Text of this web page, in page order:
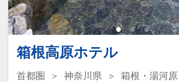
箱根高原ホテル
首都圏 神奈川県 箱根・湯河原